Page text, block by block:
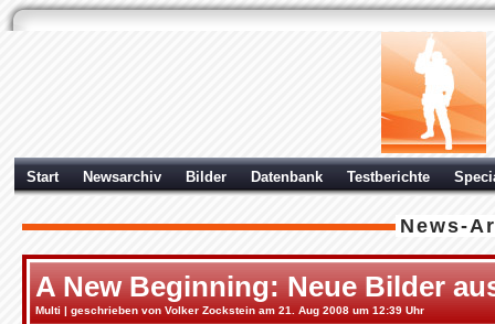
Start Newsarchiv Bilder Datenbank Testberichte
News-
A New Beginning: Neue Bilder
Multi | geschrieben von Volker Zockstein am 21. Aug 2008 um 12:39 Uhr